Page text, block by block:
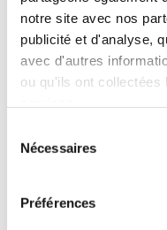
notre site avec nos
publicité et d'analyse,
avec d'autres
ou qu'ils ont collectées
Nécessaires
Préférences
Killométrage illimité
Assurance tous
Carburant : plein à
CONDITIONS
Age minimum :20 ans